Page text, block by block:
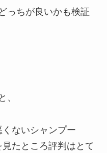
っちが良いかも検証
、
ないシャンプー
たところ評判はとて